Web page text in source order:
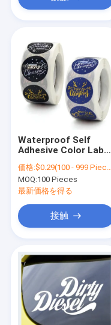
Waterproof Self
Adhesive Color Label
Decoration Hot
Stamping Thermal
Sticker
価格:$0.29(100 - 999 Pieces) $0.09(1000 - 4999 Pieces) $0.03(5000 - 9999 Pieces) $0.02(>=10000 Pieces)
MOQ:100 Pieces
最新価格を得る
接触